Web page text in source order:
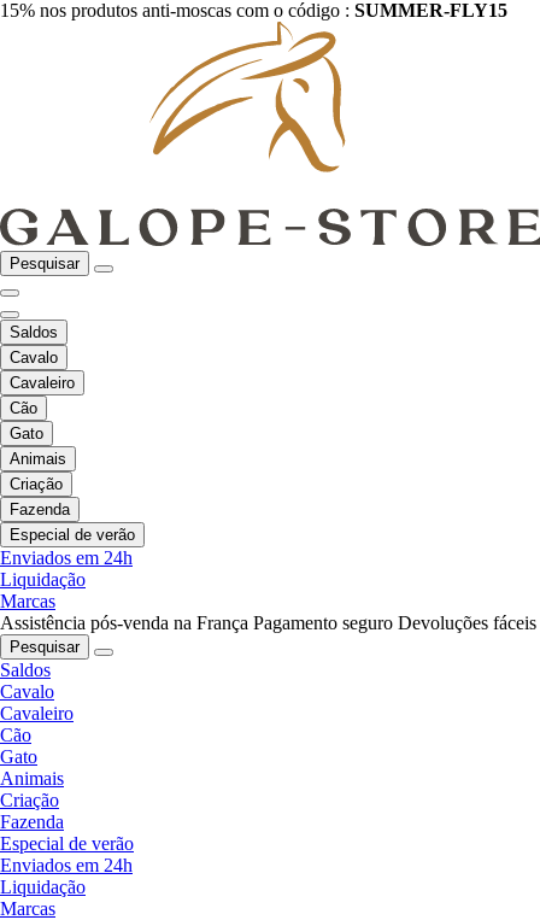
15% nos produtos anti-moscas com o código : SUMMER-FLY15
Pesquisar
Saldos
Cavalo
Cavaleiro
Cão
Gato
Animais
Criação
Fazenda
Especial de verão
Enviados em 24h
Liquidação
Marcas
Assistência pós-venda na França Pagamento seguro Devoluções fáceis
Pesquisar
Saldos
Cavalo
Cavaleiro
Cão
Gato
Animais
Criação
Fazenda
Especial de verão
Enviados em 24h
Liquidação
Marcas